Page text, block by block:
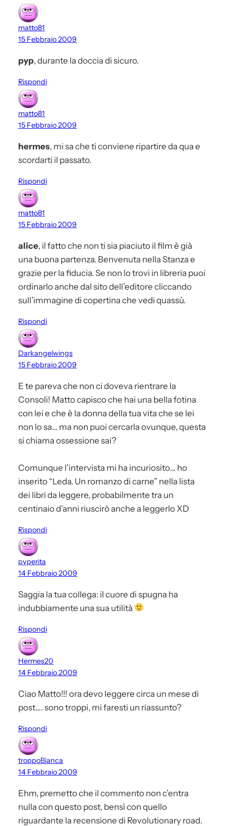
matto81
15 Febbraio 2009
pyp, durante la doccia di sicuro.
Rispondi
matto81
15 Febbraio 2009
hermes, mi sa che ti conviene ripartire da qua e
scordarti il passato.
Rispondi
matto81
15 Febbraio 2009
alice, il fatto che non ti sia piaciuto il film è già
una buona partenza. Benvenuta nella Stanza e
grazie per la fiducia. Se non lo trovi in libreria puoi
ordinarlo anche dal sito dell’editore cliccando
sull’immagine di copertina che vedi quassù.
Rispondi
Darkangelwings
15 Febbraio 2009
E te pareva che non ci doveva rientrare la
Consoli! Matto capisco che hai una bella fotina
con lei e che è la donna della tua vita che se lei
non lo sa… ma non puoi cercarla ovunque, questa
si chiama ossessione sai?
Comunque l’intervista mi ha incuriosito… ho
inserito “Leda. Un romanzo di carne” nella lista
dei libri da leggere, probabilmente tra un
centinaio d’anni riuscirò anche a leggerlo XD
Rispondi
pyperita
14 Febbraio 2009
Saggia la tua collega: il cuore di spugna ha
indubbiamente una sua utilità
Rispondi
Hermes20
14 Febbraio 2009
Ciao Matto!!! ora devo leggere circa un mese di
post…. sono troppi, mi faresti un riassunto?
Rispondi
troppoBianca
14 Febbraio 2009
Ehm, premetto che il commento non c’entra
nulla con questo post, bensì con quello
riguardante la recensione di Revolutionary road.